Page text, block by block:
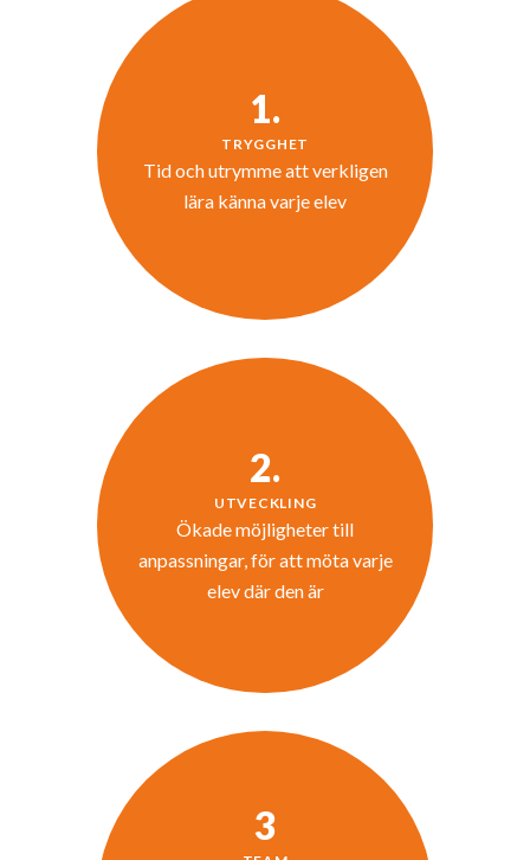
1.
TRYGGHET
Tid och utrymme att verkligen
lära känna varje elev
2.
UTVECKLING
Ökade möjligheter till
anpassningar, för att möta varje
elev där den är
3